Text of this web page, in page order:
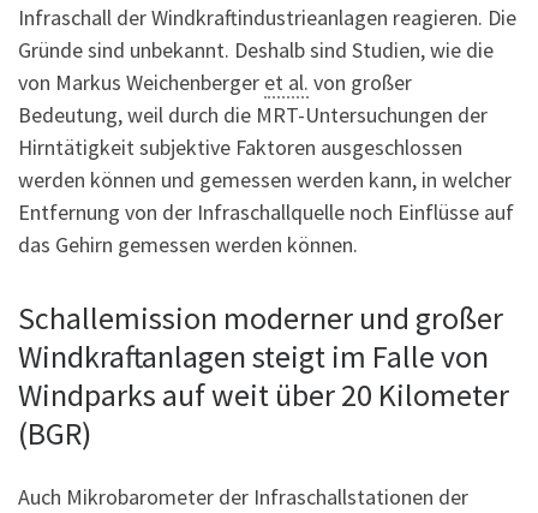
Infraschall der Windkraftindustrieanlagen reagieren. Die
Gründe sind unbekannt. Deshalb sind Studien, wie die
von Markus Weichenberger et al. von großer
Bedeutung, weil durch die MRT-Untersuchungen der
Hirntätigkeit subjektive Faktoren ausgeschlossen
werden können und gemessen werden kann, in welcher
Entfernung von der Infraschallquelle noch Einflüsse auf
das Gehirn gemessen werden können.
Schallemission moderner und großer
Windkraftanlagen steigt im Falle von
Windparks auf weit über 20 Kilometer
(BGR)
Auch Mikrobarometer der Infraschallstationen der